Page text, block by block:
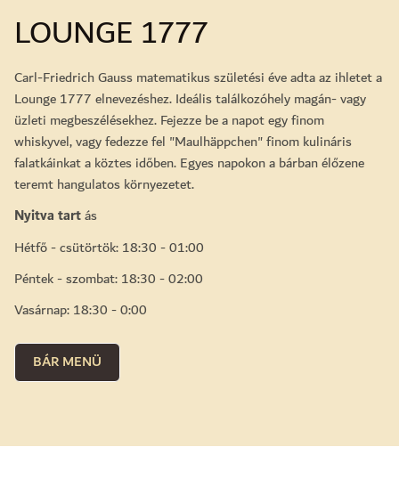
LOUNGE 1777
Carl-Friedrich Gauss matematikus születési éve adta az ihletet a
Lounge 1777 elnevezéshez. Ideális találkozóhely magán- vagy
üzleti megbeszélésekhez. Fejezze be a napot egy finom
whiskyvel, vagy fedezze fel "Maulhäppchen" finom kulináris
falatkáinkat a köztes időben. Egyes napokon a bárban élőzene
teremt hangulatos környezetet.
Nyitva tartás
Hétfő - csütörtök: 18:30 - 01:00
Péntek - szombat: 18:30 - 02:00
Vasárnap: 18:30 - 0:00
BÁR MENÜ